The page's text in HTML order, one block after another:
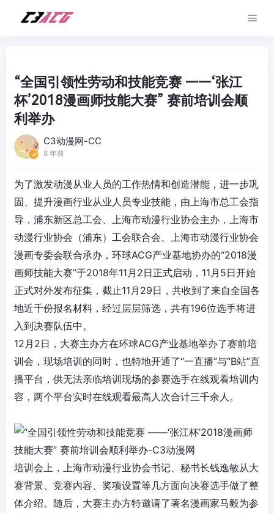
“全国引领性劳动和技能竞赛 ——‘张江
杯’2018漫画师技能大赛” 赛前培训会顺
利举办
C3动漫网-CC
8 年前
为了激发动漫从业人员的工作热情和创造潜能，进一步巩
固、提升漫画行业从业人员专业技能，由上海市总工会指
导，浦东新区总工会、上海市动漫行业协会主办，上海市
动漫行业协会（浦东）工会联合会、上海市动漫行业协会
漫画专委会联合承办，环球ACG产业基地协办的“2018漫
画师技能大赛”于2018年11月2日正式启动，11月5日开始
正式对外发布征集，截止11月29日，共收到了来自全国各
地近千份报名材料，经过层层筛选，共有196位选手将进
入到决赛队伍中。
12月2日，大赛主办方在环球ACG产业基地举办了赛前培
训会，现场培训的同时，也特地开通了“一直播”与“B站”直
播平台，供无法亲临培训现场的参赛选手在线观看培训内
容，两个平台实时在线观看最高人次合计三千余人。
培训会上，上海市动漫行业协会书记、秘书长钱逸敏从大
赛背景、竞赛内容、奖项设置等几方面向决赛选手做了整
体介绍。随后，大赛主办方特邀请了著名漫画家马毅为参